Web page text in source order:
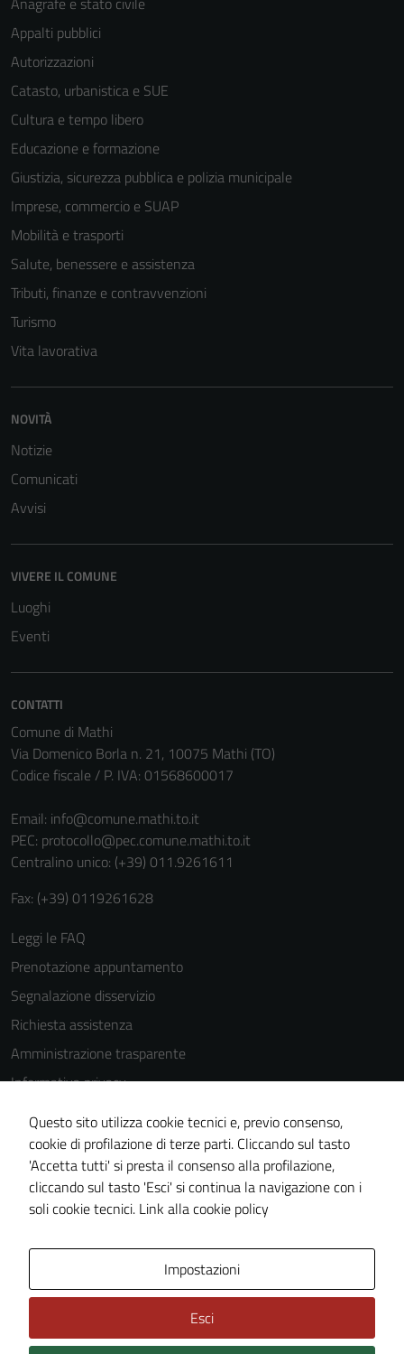
Appalti pubblici
Autorizzazioni
Catasto, urbanistica e SUE
Cultura e tempo libero
Educazione e formazione
Giustizia, sicurezza pubblica e polizia municipale
Imprese, commercio e SUAP
Mobilità e trasporti
Salute, benessere e assistenza
Tributi, finanze e contravvenzioni
Turismo
Vita lavorativa
NOVITÀ
Notizie
Comunicati
Avvisi
VIVERE IL COMUNE
Luoghi
Eventi
CONTATTI
Comune di Mathi
Via Domenico Borla n. 21, 10075 Mathi (TO)
Codice fiscale / P. IVA: 01568600017
Email: info@comune.mathi.to.it
PEC: protocollo@pec.comune.mathi.to.it
Centralino unico: (+39) 011.9261611
Fax: (+39) 0119261628
Leggi le FAQ
Prenotazione appuntamento
Segnalazione disservizio
Richiesta assistenza
Amministrazione trasparente
Informativa privacy
Note legali
Dichiarazione di accessibilità
Piano di miglioramento del sito
Questo sito utilizza cookie tecnici e, previo consenso,
cookie di profilazione di terze parti. Cliccando sul tasto
'Accetta tutti' si presta il consenso alla profilazione,
cliccando sul tasto 'Esci' si continua la navigazione con i
soli cookie tecnici. Link alla cookie policy
Impostazioni
Esci
Tecnici
essere